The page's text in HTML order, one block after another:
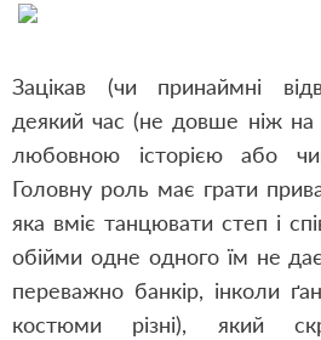
Зацікав (чи принаймні
деякий час (не довше ніж на
любовною історією або
Головну роль має грати
яка вміє танцювати степ і
обійми одне одного їм не
переважно банкір, інколи
костюми різні), який